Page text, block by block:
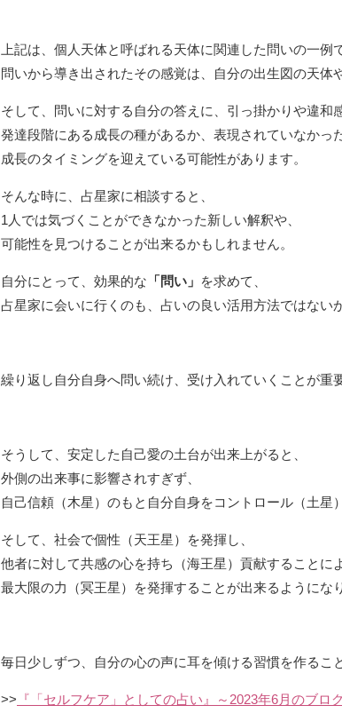
上記は、個人天体と呼ばれる天体に関連した問いの一例
問いから導き出されたその感覚は、自分の出生図の天体
そして、問いに対する自分の答えに、引っ掛かりや違和
発達段階にある成長の種があるか、表現されていなかっ
成長のタイミングを迎えている可能性があります。
そんな時に、占星家に相談すると、
1人では気づくことができなかった新しい解釈や、
可能性を見つけることが出来るかもしれません。
自分にとって、効果的な 「問い」 を求めて、
占星家に会いに行くのも、占いの良い活用方法ではない
繰り返し自分自身へ問い続け、受け入れていくことが重
そうして、安定した自己愛の土台が出来上がると、
外側の出来事に影響されすぎず、
自己信頼（木星）のもと自分自身をコントロール（土星
そして、社会で個性（天王星）を発揮し、
他者に対して共感の心を持ち（海王星）貢献することに
最大限の力（冥王星）を発揮することが出来るようにな
毎日少しずつ、自分の心の声に耳を傾ける習慣を作るこ
>> 『「セルフケア」としての占い』～2023年6月のブロ